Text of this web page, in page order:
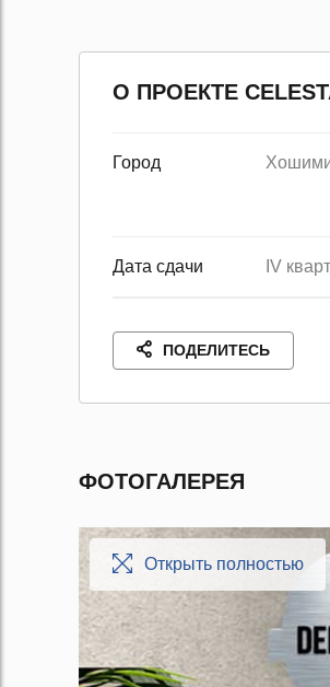
О ПРОЕКТЕ
Город
Дата сдачи IV
ПОДЕЛИТЕСЬ
ФОТОГАЛЕРЕЯ
Открыть полностью